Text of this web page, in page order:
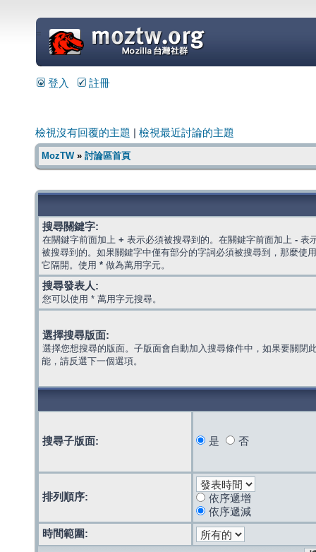
=
登入 註冊
檢視沒有回覆的主題 檢視最近討論的主題
MozTW» 討論區首頁
搜尋關鍵字:
在關鍵字前面加上 + 表示必須被搜尋到的。在關鍵字前面加上 - 表
被搜尋到的。如果關鍵字中僅有部分的字詞必須被搜尋到，那麼使
它隔開。使用 * 做為萬用字元。
搜尋發表人:
您可以使用 * 萬用字元搜尋。
選擇搜尋版面:
選擇您想搜尋的版面。子版面會自動加入搜尋條件中，如果要關閉
能，請反選下一個選項。
搜尋子版面: 是 否
排列順序:
依序遞增
依序遞減
時間範圍: